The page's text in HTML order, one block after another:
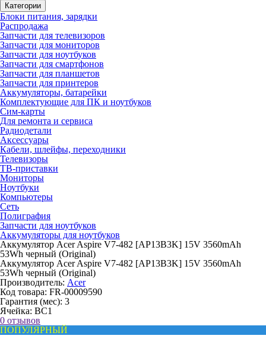
Категории
Блоки питания, зарядки
Распродажа
Запчасти для телевизоров
Запчасти для мониторов
Запчасти для ноутбуков
Запчасти для смартфонов
Запчасти для планшетов
Запчасти для принтеров
Аккумуляторы, батарейки
Комплектующие для ПК и ноутбуков
Сим-карты
Для ремонта и сервиса
Радиодетали
Аксессуары
Кабели, шлейфы, переходники
Телевизоры
ТВ-приставки
Мониторы
Ноутбуки
Компьютеры
Сеть
Полиграфия
Запчасти для ноутбуков
Аккумуляторы для ноутбуков
Аккумулятор Acer Aspire V7-482 [AP13B3K] 15V 3560mAh
53Wh черный (Original)
Аккумулятор Acer Aspire V7-482 [AP13B3K] 15V 3560mAh
53Wh черный (Original)
Производитель: Acer
Код товара: FR-00009590
Гарантия (мес): 3
Ячейка: BC1
0 отзывов
ПОПУЛЯРНЫЙ